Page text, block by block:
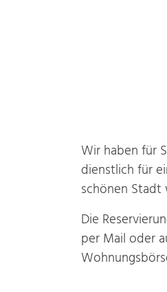
Wir haben für
dienst­lich für
schönen Stadt
Die
per Mail oder